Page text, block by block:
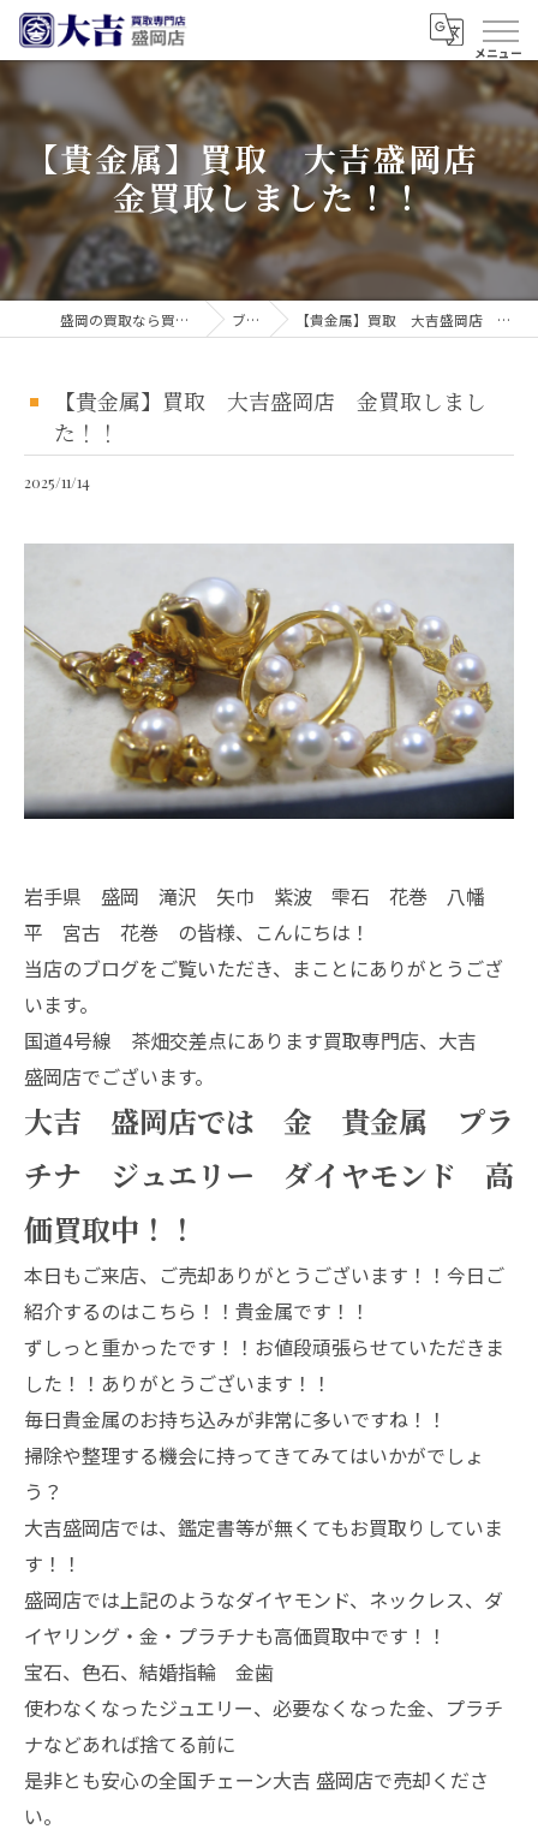
【貴金属】買取 大吉盛岡店
金買取しました！！
盛岡の買取なら買取大吉 盛岡店 ブログ 【貴金属】買取 大吉盛岡店 金買取しました！！
【貴金属】買取 大吉盛岡店 金買取しまし
た！！
2025/11/14
岩手県 盛岡 滝沢 矢巾 紫波 雫石 花巻 八幡
平 宮古 花巻 の皆様、こんにちは！
当店のブログをご覧いただき、まことにありがとうござ
います。
国道4号線 茶畑交差点にあります買取専門店、大吉
盛岡店でございます。
大吉 盛岡店では 金 貴金属 プラ
チナ ジュエリー ダイヤモンド 高
価買取中！！
本日もご来店、ご売却ありがとうございます！！今日ご
紹介するのはこちら！！貴金属です！！
ずしっと重かったです！！お値段頑張らせていただきま
した！！ありがとうございます！！
毎日貴金属のお持ち込みが非常に多いですね！！
掃除や整理する機会に持ってきてみてはいかがでしょ
う？
大吉盛岡店では、鑑定書等が無くてもお買取りしていま
す！！
盛岡店では上記のようなダイヤモンド、ネックレス、ダ
イヤリング・金・プラチナも高価買取中です！！
宝石、色石、結婚指輪 金歯
使わなくなったジュエリー、必要なくなった金、プラチ
ナなどあれば捨てる前に
是非とも安心の全国チェーン大吉 盛岡店で売却くださ
い。